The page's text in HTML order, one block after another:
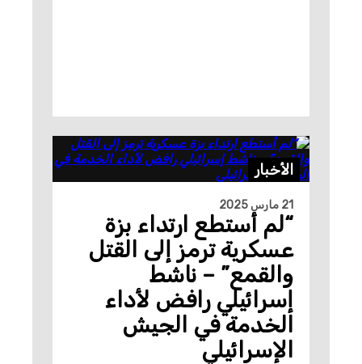
الأخبار
21 مارس 2025
“لم أستطع ارتداء بزة
عسكرية ترمز إلى القتل
والقمع” – ناشط
إسرائيلي رافض لأداء
الخدمة في الجيش
الإسرائيلي